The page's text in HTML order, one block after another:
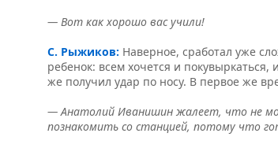
— Вот как хорошо вас учили!
С. Рыжиков: Наверное, сработал уже
ребенок: всем хочется и
же получил удар по носу. В первое же
— Анатолий Иванишин жалеет, что не
познакомить со станцией, потому что